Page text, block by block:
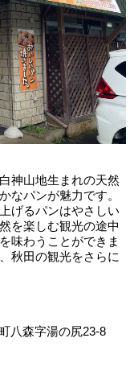
神山地生まれの天然
なパンが魅力です。
げるパンはやさしい
を楽しむ観光の途中
味わうことができま
秋田の観光をさらに
八森字湯の尻23-8